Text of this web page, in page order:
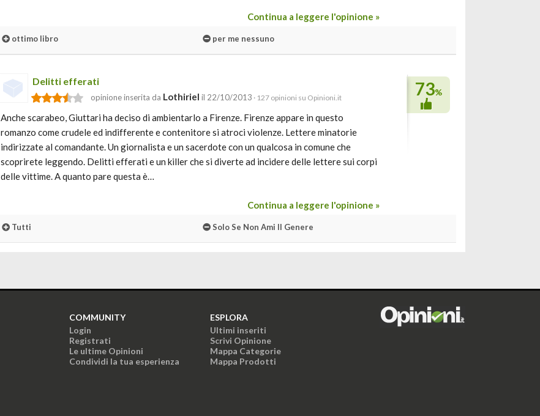
Continua a leggere l'opinione »
ottimo libro per me nessuno
Delitti efferati
opinione inserita da Lothiriel il 22/10/2013 · 127 opinioni su Opinioni.it
Anche scarabeo, Giuttari ha deciso di ambientarlo a Firenze. Firenze appare in questo
romanzo come crudele ed indifferente e contenitore si atroci violenze. Lettere minatorie
indirizzate al comandante. Un giornalista e un sacerdote con un qualcosa in comune che
scoprirete leggendo. Delitti efferati e un killer che si diverte ad incidere delle lettere sui corpi
delle vittime. A quanto pare questa è…
Continua a leggere l'opinione »
73%
Tutti Solo Se Non Ami Il Genere
COMMUNITY
Login
Registrati
Le ultime Opinioni
Condividi la tua esperienza
ESPLORA
Ultimi inseriti
Scrivi Opinione
Mappa Categorie
Mappa Prodotti